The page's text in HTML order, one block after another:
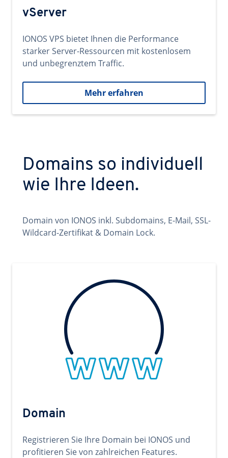
vServer
IONOS VPS bietet Ihnen die Performance
starker Server-Ressourcen mit kostenlosem
und unbegrenztem Traffic.
Mehr erfahren
Domains so individuell
wie Ihre Ideen.
Domain von IONOS inkl. Subdomains, E-Mail, SSL-
Wildcard-Zertifikat & Domain Lock.
Domain
Registrieren Sie Ihre Domain bei IONOS und
profitieren Sie von zahlreichen Features.